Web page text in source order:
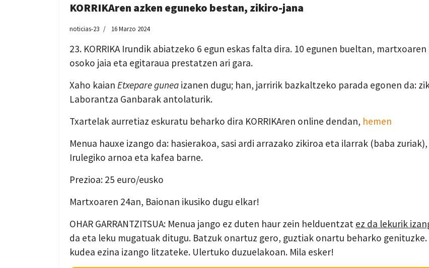
KORRIKAren azken eguneko bestan, zikiro-jana
noticias-23 16 Marzo 2024
23. KORRIKA Irundik abiatzeko 6 egun eskas falta dira. 10 egunen bueltan,
osoko jaia eta egitaraua prestatzen ari gara.
Xaho kaian Etxepare gunea izanen dugu; han, jarririk bazkaltzeko parada egonen da:
Laborantza Ganbarak antolaturik.
Txartelak aurretiaz eskuratu beharko dira KORRIKAren online dendan, hemen
Menua hauxe izango da: hasierakoa, sasi ardi arrazako zikiroa eta ilarrak (baba
Irulegiko arnoa eta kafea barne.
Prezioa: 25 euro/eusko
Martxoaren 24an, Baionan ikusiko dugu elkar!
OHAR GARRANTZITSUA: Menua jango ez duten haur zein helduentzat ez da lekurik
da eta leku mugatuak ditugu. Batzuk onartuz gero, guztiak onartu beharko
kudea ezina izango litzateke. Ulertuko duzuelakoan. Mila esker!